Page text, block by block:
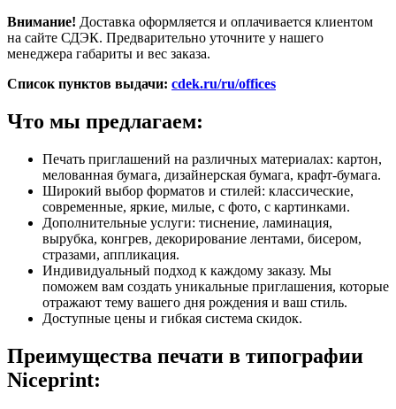
Внимание! Доставка оформляется и оплачивается клиентом
на сайте СДЭК. Предварительно уточните у нашего
менеджера габариты и вес заказа.
Список пунктов выдачи: cdek.ru/ru/offices
Что мы предлагаем:
Печать приглашений на различных материалах: картон,
мелованная бумага, дизайнерская бумага, крафт-бумага.
Широкий выбор форматов и стилей: классические,
современные, яркие, милые, с фото, с картинками.
Дополнительные услуги: тиснение, ламинация,
вырубка, конгрев, декорирование лентами, бисером,
стразами, аппликация.
Индивидуальный подход к каждому заказу. Мы
поможем вам создать уникальные приглашения, которые
отражают тему вашего дня рождения и ваш стиль.
Доступные цены и гибкая система скидок.
Преимущества печати в типографии
Niceprint: